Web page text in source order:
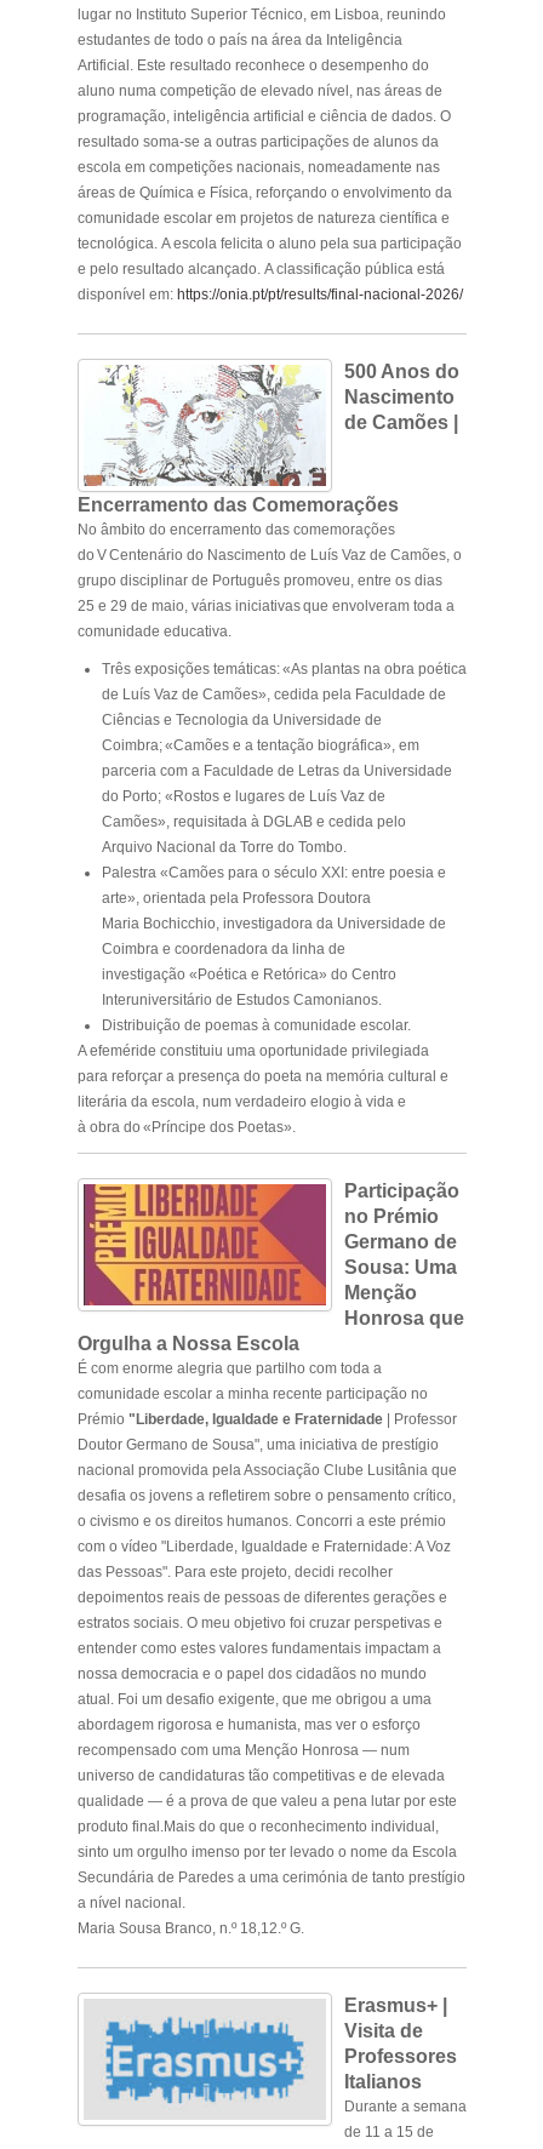
lugar no Instituto Superior Técnico, em Lisboa, reunindo
estudantes de todo o país na área da Inteligência
Artificial. Este resultado reconhece o desempenho do
aluno numa competição de elevado nível, nas áreas de
programação, inteligência artificial e ciência de dados. O
resultado soma-se a outras participações de alunos da
escola em competições nacionais, nomeadamente nas
áreas de Química e Física, reforçando o envolvimento da
comunidade escolar em projetos de natureza científica e
tecnológica. A escola felicita o aluno pela sua participação
e pelo resultado alcançado. A classificação pública está
disponível em: https://onia.pt/pt/results/final-nacional-2026/
500 Anos do
Nascimento
de Camões |
Encerramento das Comemorações
No âmbito do encerramento das comemorações
do V Centenário do Nascimento de Luís Vaz de Camões, o
grupo disciplinar de Português promoveu, entre os dias
25 e 29 de maio, várias iniciativas que envolveram toda a
comunidade educativa.
Três exposições temáticas:«As plantas na obra poética
de Luís Vaz de Camões», cedida pela Faculdade de
Ciências e Tecnologia da Universidade de
Coimbra;«Camões e a tentação biográfica», em
parceria com a Faculdade de Letras da Universidade
do Porto; «Rostos e lugares de Luís Vaz de
Camões», requisitada à DGLAB e cedida pelo
Arquivo Nacional da Torre do Tombo.
Palestra «Camões para o século XXI: entre poesia e
arte», orientada pela Professora Doutora
Maria Bochicchio, investigadora da Universidade de
Coimbra e coordenadora da linha de
investigação «Poética e Retórica» do Centro
Interuniversitário de Estudos Camonianos.
Distribuição de poemas à comunidade escolar.
A efeméride constituiu uma oportunidade privilegiada
para reforçar a presença do poeta na memória cultural e
literária da escola, num verdadeiro elogio à vida e
à obra do «Príncipe dos Poetas».
Participação
no Prémio
Germano de
Sousa: Uma
Menção
Honrosa que
Orgulha a Nossa Escola
É com enorme alegria que partilho com toda a
comunidade escolar a minha recente participação no
Prémio "Liberdade, Igualdade e Fraternidade| Professor
Doutor Germano de Sousa", uma iniciativa de prestígio
nacional promovida pela Associação Clube Lusitânia que
desafia os jovens a refletirem sobre o pensamento crítico,
o civismo e os direitos humanos. Concorri a este prémio
com o vídeo "Liberdade, Igualdade e Fraternidade: A Voz
das Pessoas". Para este projeto, decidi recolher
depoimentos reais de pessoas de diferentes gerações e
estratos sociais. O meu objetivo foi cruzar perspetivas e
entender como estes valores fundamentais impactam a
nossa democracia e o papel dos cidadãos no mundo
atual. Foi um desafio exigente, que me obrigou a uma
abordagem rigorosa e humanista, mas ver o esforço
recompensado com uma Menção Honrosa — num
universo de candidaturas tão competitivas e de elevada
qualidade — é a prova de que valeu a pena lutar por este
produto final.Mais do que o reconhecimento individual,
sinto um orgulho imenso por ter levado o nome da Escola
Secundária de Paredes a uma cerimónia de tanto prestígio
a nível nacional.
Maria Sousa Branco, n.º 18,12.º G.
Erasmus+ |
Visita de
Professores
Italianos
Durante a semana
de 11 a 15 de